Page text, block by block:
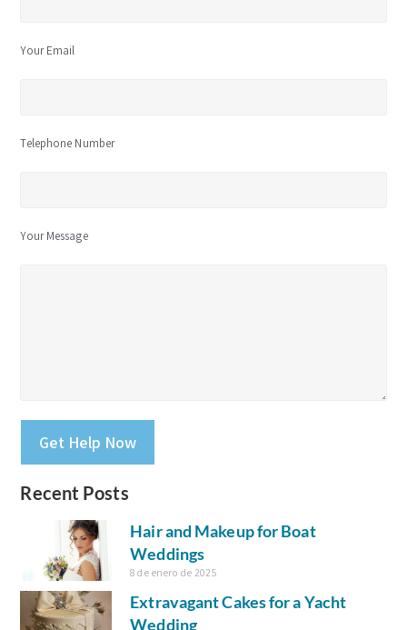
Your Email
Telephone Number
Your Message
Please leave this field empty.
Recent Posts
Hair and Makeup for Boat
Weddings
8 de enero de 2025
Extravagant Cakes for a Yacht
Wedding